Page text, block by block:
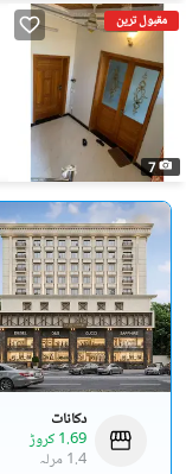
مقبول ترین
7
دکانات
1.69 کروڑ
1.4 مرلہ